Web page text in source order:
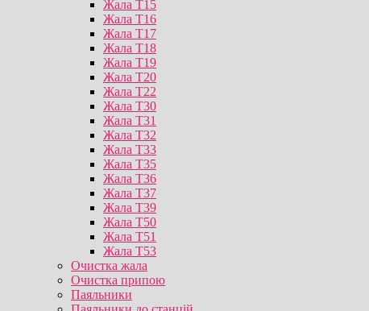
Жала T15
Жала T16
Жала T17
Жала T18
Жала T19
Жала T20
Жала T22
Жала T30
Жала T31
Жала T32
Жала T33
Жала T35
Жала T36
Жала T37
Жала T39
Жала T50
Жала T51
Жала T53
Очистка жала
Очистка припою
Паяльники